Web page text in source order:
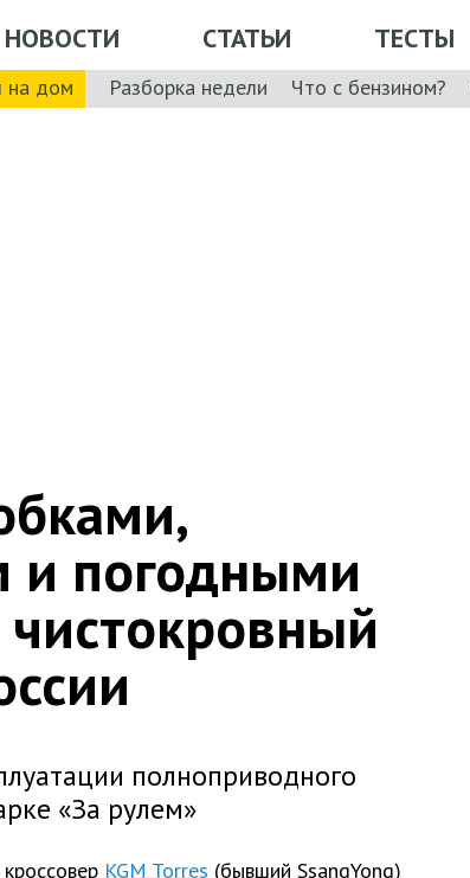
НОВОСТИ СТАТЬИ ТЕСТЫ
на дом Разборка недели Что с бензином?
и погодными
полноприводного
«За рулем»
KGM Torres (бывший SsangYong)